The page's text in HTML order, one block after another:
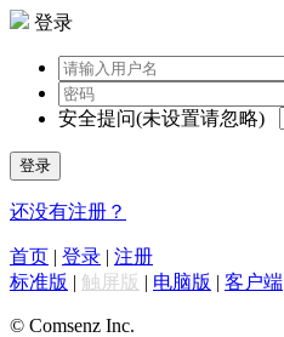
登录
安全提问(未设置请忽略)
登录
还没有注册？
首页 | 登录 | 注册
标准版 | 触屏版 | 电脑版 | 客户端
© Comsenz Inc.